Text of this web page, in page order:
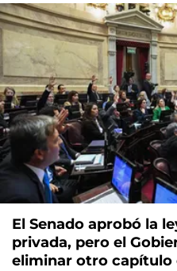
El Senado aprobó la
privada, pero el
eliminar otro capítulo